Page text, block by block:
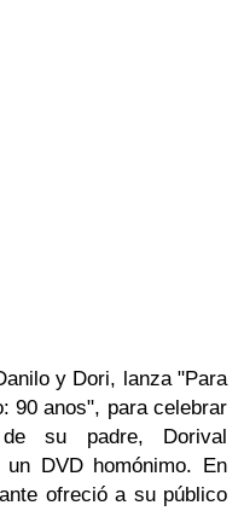
y Dori, lanza"Para
90 anos", para celebrar
de su padre, Dorival
un DVDhomónimo. En
ofreció a su público